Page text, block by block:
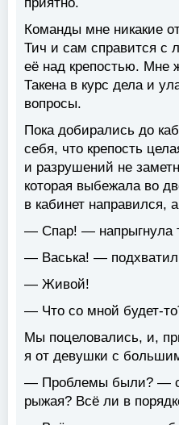
Команды мне никакие
Тич и сам справится с
её над крепостью. Мне
Такена в курс дела и
вопросы.
Пока добирались до
себя, что крепость
и разрушений не
которая выбежала во
в кабинет направился,
— Спар! — напрыгнула
— Васька! — подхватил
— Живой!
— Что со мной будет-
Мы поцеловались, и,
я от девушки с
— Проблемы были? —
рыжая? Всё ли в